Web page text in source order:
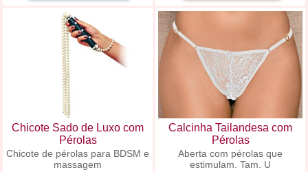
Chicote Sado de Luxo com
Pérolas
Chicote de pérolas para BDSM e
massagem
Calcinha Tailandesa com
Pérolas
Aberta com pérolas que
estimulam. Tam. U